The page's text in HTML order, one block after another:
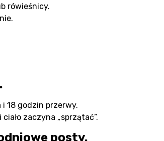
rówieśnicy.
18 godzin przerwy.
zaczyna „sprzątać”.
posty.